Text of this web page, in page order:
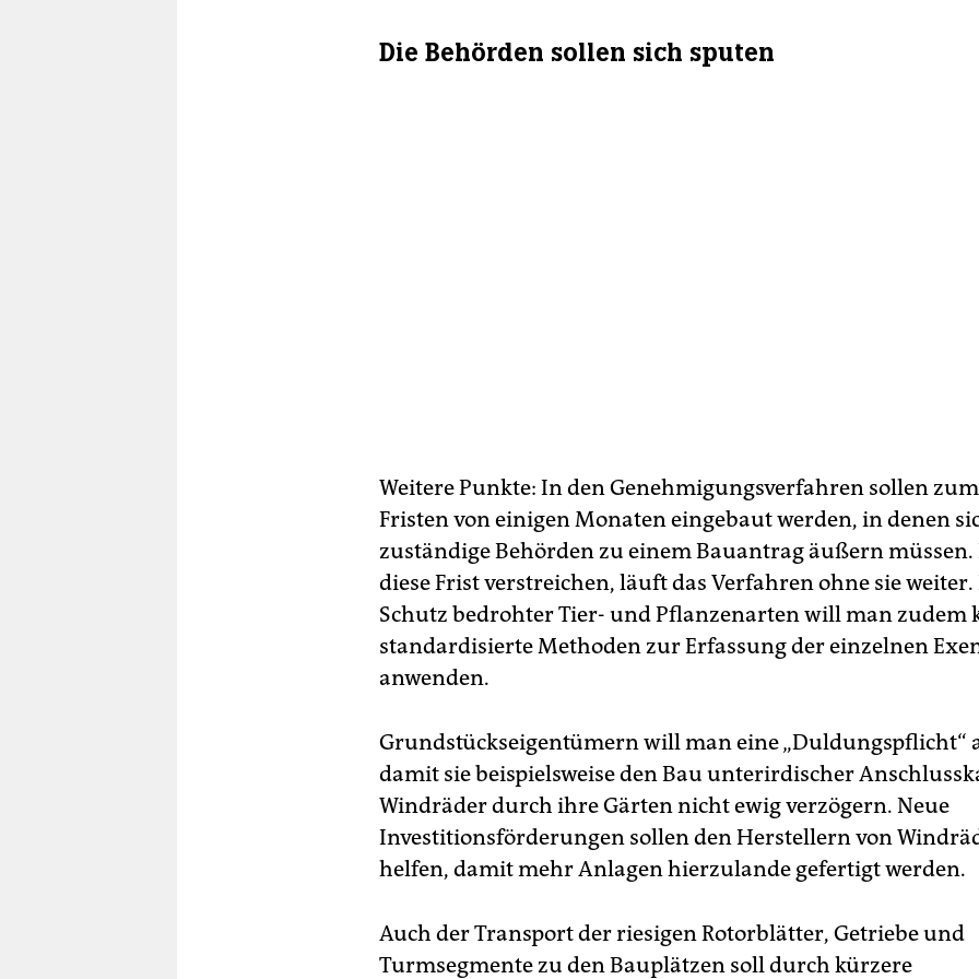
Die Behörden sollen sich sputen
Weitere Punkte: In den Genehmigungsverfahren sollen
Fristen von einigen Monaten eingebaut werden, in denen
zuständige Behörden zu einem Bauantrag äußern müssen.
diese Frist verstreichen, läuft das Verfahren ohne sie weiter.
Schutz bedrohter Tier- und Pflanzenarten will man zudem
standardisierte Methoden zur Erfassung der einzelnen
anwenden.
Grundstückseigentümern will man eine „Duldungspflicht“
damit sie beispielsweise den Bau unterirdischer
Windräder durch ihre Gärten nicht ewig verzögern. Neue
Investitionsförderungen sollen den Herstellern von
helfen, damit mehr Anlagen hierzulande gefertigt werden.
Auch der Transport der riesigen Rotorblätter, Getriebe und
Turmsegmente zu den Bauplätzen soll durch kürzere